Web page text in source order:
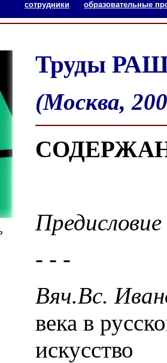
сотрудники образовательные
Труды
(Москва,
Предисловие
- - -
Вяч.Вс.
века в
искусство